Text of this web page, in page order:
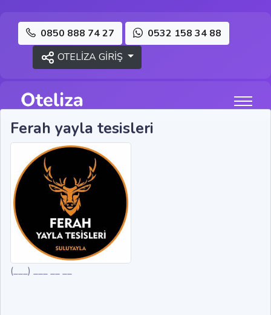
0850 888 74 27
0532 158 34 88
OTELİZA GİRİŞ
Ferah yayla tesisleri
(___) ___ __ __